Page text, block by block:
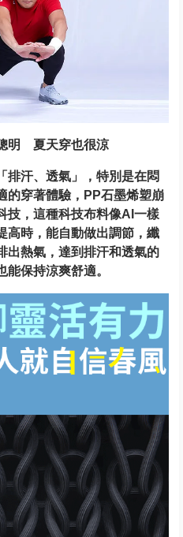
明 夏天穿也很涼
排汗、透氣」，特別是在悶
的穿著體驗，PP石墨烯塑崩
技，這種科技布料像AI一樣
高時，能自動做出調節，纖
出熱氣，達到排汗和透氣的
保持涼爽舒適。